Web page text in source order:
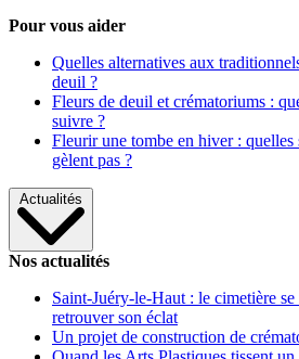
Pour vous aider
Quelles alternatives aux
deuil ?
Fleurs de deuil et crématoriums :
suivre ?
Fleurir une tombe en hiver : quelles
gèlent pas ?
Actualités
Nos actualités
Saint-Juéry-le-Haut : le cimetière
retrouver son éclat
Un projet de construction de